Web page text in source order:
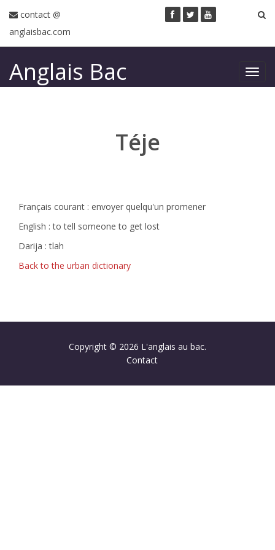
contact @
anglaisbac.com
Anglais Bac
Téje
Français courant : envoyer quelqu'un promener
English : to tell someone to get lost
Darija : tlah
Back to the urban dictionary
Copyright © 2026 L'anglais au bac.
Contact